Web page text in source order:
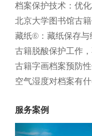
档案保护技术：优
藏纸⑥：藏纸保存
古籍脱酸保护工作
空气湿度对档案有
服务案例
Previous